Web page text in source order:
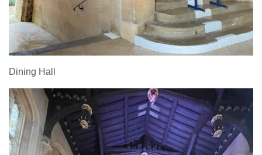
Dining Hall